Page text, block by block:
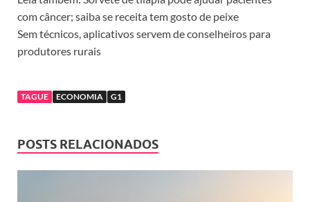
com câncer; saiba se receita tem gosto de peixe
Sem técnicos, aplicativos servem de conselheiros para
produtores rurais
TAGUE ECONOMIA G1
POSTS RELACIONADOS